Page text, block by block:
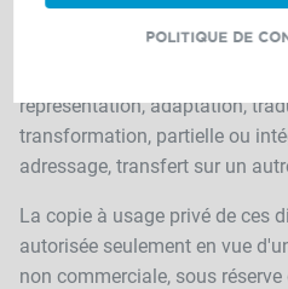
industrielle et/ou intellectuelle
propriété de CTH ou de tiers
représentation, adaptation,
transformation, partielle ou
adressage, transfert sur un
La copie à usage privé de ces
autorisée seulement en vue
non commerciale, sous
POLITIQUE DE